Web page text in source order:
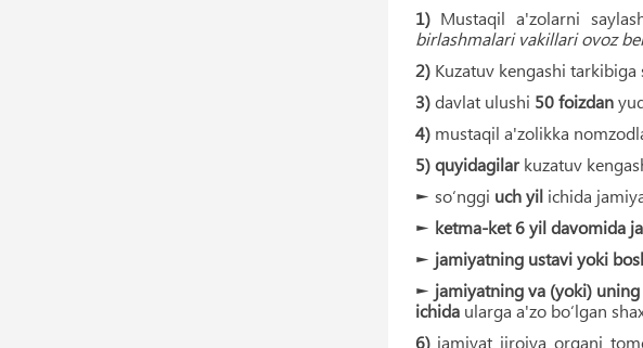
1) Mustaqil a'zolarni
birlashmalari vakillari ovoz
2)Kuzatuv kengashi
3)davlat ulushi 50 foizdan
4)mustaqil a'zolikka
5) quyidagilarkuzatuv
► so‘nggi uch yil ichida
► ketma-ket 6 yil davomida
► jamiyatning ustavi yoki
► jamiyatning va (yoki)
ichidaularga a'zo bo‘lgan
6) jamiyat ijroiya organi